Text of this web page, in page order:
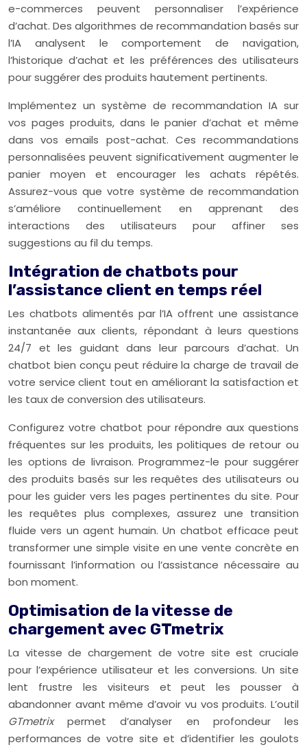
e-commerces peuvent personnaliser l’expérience
d’achat. Des algorithmes de recommandation basés sur
l’IA analysent le comportement de navigation,
l’historique d’achat et les préférences des utilisateurs
pour suggérer des produits hautement pertinents.
Implémentez un système de recommandation IA sur
vos pages produits, dans le panier d’achat et même
dans vos emails post-achat. Ces recommandations
personnalisées peuvent significativement augmenter le
panier moyen et encourager les achats répétés.
Assurez-vous que votre système de recommandation
s’améliore continuellement en apprenant des
interactions des utilisateurs pour affiner ses
suggestions au fil du temps.
Intégration de chatbots pour
l’assistance client en temps réel
Les chatbots alimentés par l’IA offrent une assistance
instantanée aux clients, répondant à leurs questions
24/7 et les guidant dans leur parcours d’achat. Un
chatbot bien conçu peut réduire la charge de travail de
votre service client tout en améliorant la satisfaction et
les taux de conversion des utilisateurs.
Configurez votre chatbot pour répondre aux questions
fréquentes sur les produits, les politiques de retour ou
les options de livraison. Programmez-le pour suggérer
des produits basés sur les requêtes des utilisateurs ou
pour les guider vers les pages pertinentes du site. Pour
les requêtes plus complexes, assurez une transition
fluide vers un agent humain. Un chatbot efficace peut
transformer une simple visite en une vente concrète en
fournissant l’information ou l’assistance nécessaire au
bon moment.
Optimisation de la vitesse de
chargement avec GTmetrix
La vitesse de chargement de votre site est cruciale
pour l’expérience utilisateur et les conversions. Un site
lent frustre les visiteurs et peut les pousser à
abandonner avant même d’avoir vu vos produits. L’outil
GTmetrixpermet d’analyser en profondeur les
performances de votre site et d’identifier les goulots